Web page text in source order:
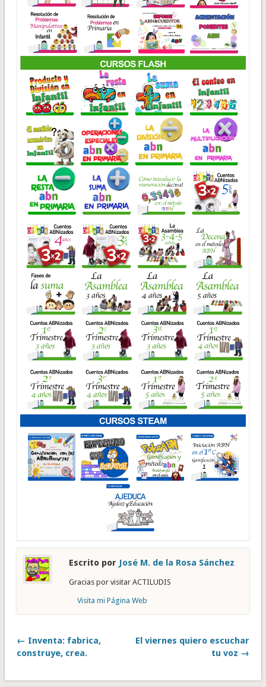
Escrito por José M. de la Rosa Sánchez
Gracias por visitar ACTILUDIS
Visita mi Página Web
← Inventa: fabrica,
construye, crea.
El viernes quiero escuchar
tu voz →